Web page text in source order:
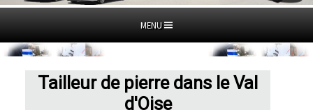
MENU
Tailleur de pierre dans le Val
d'Oise